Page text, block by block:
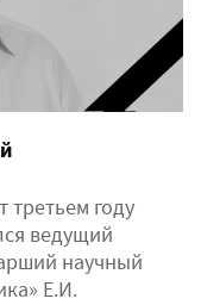
третьем году
ведущий
науч­ный
Е.И.